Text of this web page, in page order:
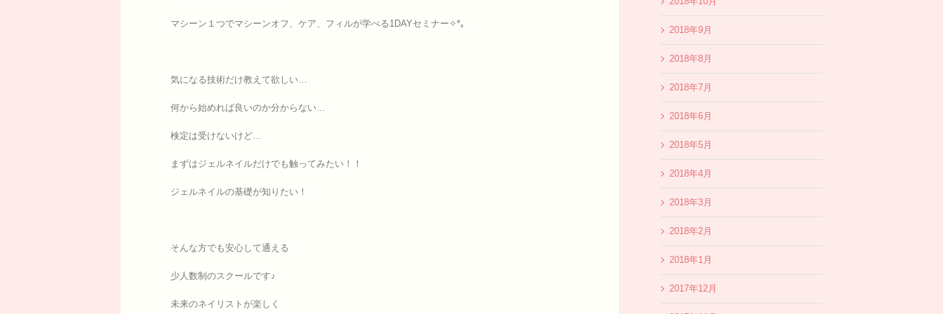
マシーン１つでマシーンオフ、ケア、フィルが学べる1DAYセミナー✧*｡
気になる技術だけ教えて欲しい…
何から始めれば良いのか分からない…
検定は受けないけど…
まずはジェルネイルだけでも触ってみたい！！
ジェルネイルの基礎が知りたい！
そんな方でも安心して通える
少人数制のスクールです♪
未来のネイリストが楽しく
2018年9月
2018年8月
2018年7月
2018年6月
2018年5月
2018年4月
2018年3月
2018年2月
2018年1月
2017年12月